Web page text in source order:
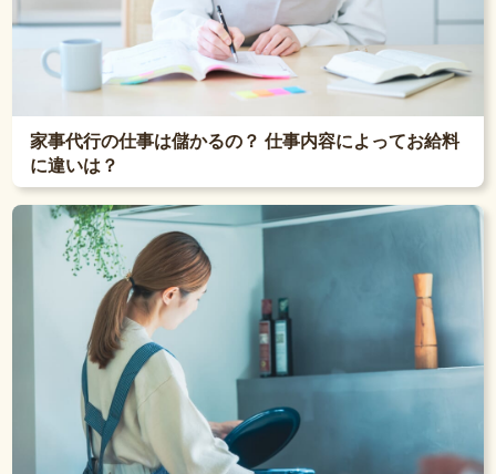
家事代行の仕事は儲かるの？ 仕事内容によってお給料
に違いは？